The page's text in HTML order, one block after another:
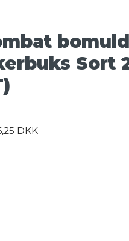
bomuld
Sort
DKK